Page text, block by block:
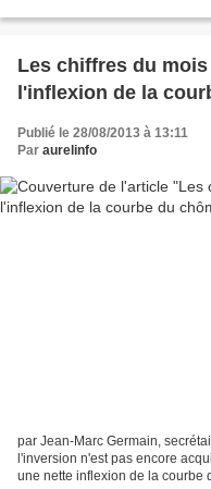
Les chiffres du
l'inflexion de la
Publié le 28/08/2013 à 13:11
Par aurelinfo
par Jean-Marc Germain,
l'inversion n'est pas encore
une nette inflexion de la courbe